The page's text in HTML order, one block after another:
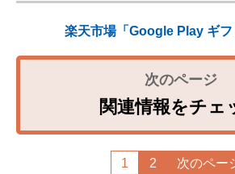
楽天市場「Google Play ギフ
関連情報をチェ
1 2 次のペー